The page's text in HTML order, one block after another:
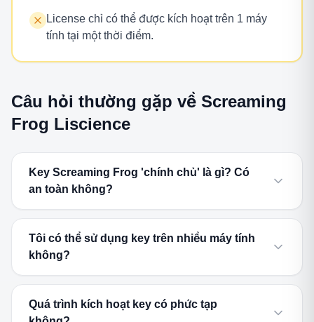
License chỉ có thể được kích hoạt trên 1 máy
tính tại một thời điểm.
Câu hỏi thường gặp về Screaming
Frog Liscience
Key Screaming Frog 'chính chủ' là gì? Có
an toàn không?
Tôi có thể sử dụng key trên nhiều máy tính
không?
Quá trình kích hoạt key có phức tạp